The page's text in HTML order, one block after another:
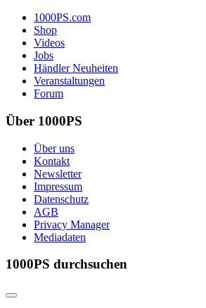
1000PS.com
Shop
Videos
Jobs
Händler Neuheiten
Veranstaltungen
Forum
Über 1000PS
Über uns
Kontakt
Newsletter
Impressum
Datenschutz
AGB
Privacy Manager
Mediadaten
1000PS durchsuchen